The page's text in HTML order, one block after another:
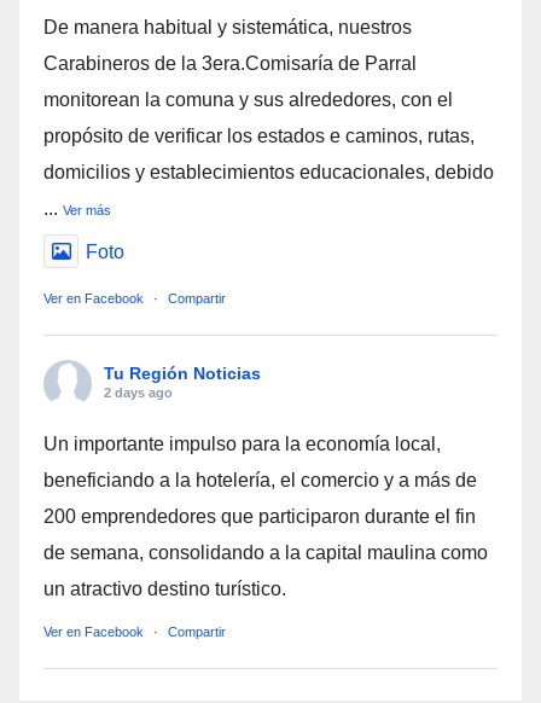
De manera habitual y sistemática, nuestros
Carabineros de la 3era.Comisaría de Parral
monitorean la comuna y sus alrededores, con el
propósito de verificar los estados e caminos, rutas,
domicilios y establecimientos educacionales, debido
... Ver más
Foto
Ver en Facebook · Compartir
Tu Región Noticias
2 days ago
Un importante impulso para la economía local,
beneficiando a la hotelería, el comercio y a más de
200 emprendedores que participaron durante el fin
de semana, consolidando a la capital maulina como
un atractivo destino turístico.
Ver en Facebook · Compartir